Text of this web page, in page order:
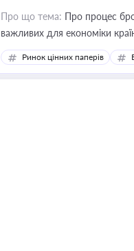
Про що тема: Про процес
важливих для економіки
Ринок цінних паперів